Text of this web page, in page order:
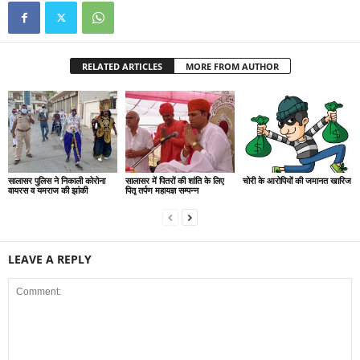
RELATED ARTICLES MORE FROM AUTHOR
सालासर पुलिस ने निकाली कोरोना
वायरस व यमराज की झांकी
सालासर में पितरों की शांति के लिए
पितृ तर्पण महायज्ञ सम्पन्न
चोरी के आरोपियों की जमानत खारिज
LEAVE A REPLY